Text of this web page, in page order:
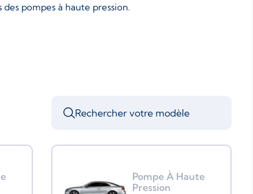
pompes à haute pression.
Pompe À Haute
Pression